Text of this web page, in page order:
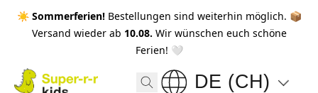
☀️ Sommerferien! Bestellungen sind weiterhin möglich. 📦
Versand wieder ab 10.08. Wir wünschen euch schöne
Ferien! 🤍
DE (CH)